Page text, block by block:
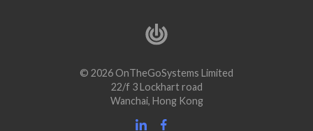
© 2026 OnTheGoSystems Limited
22/f 3 Lockhart road
Wanchai, Hong Kong